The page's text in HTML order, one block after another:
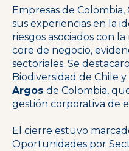
Empresas de
sus experiencias en la
riesgos asociados con
core de negocio,
sectoriales. Se
Biodiversidad de Chile
Argos de Colombia,
gestión corporativa de
El cierre estuvo
Oportunidades por